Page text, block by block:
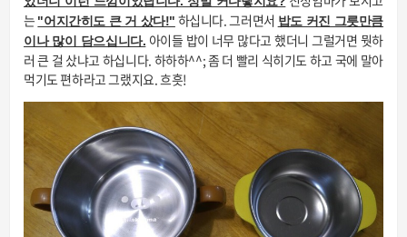
는 "어지간히도 큰 거 샀다!" 하십니다. 그러면서 밥도 커진 그릇만큼
이나 많이 담으십니다. 아이들 밥이 너무 많다고 했더니 그럴거면 뭣하
러 큰 걸 샀냐고 하십니다. 하하하^^; 좀 더 빨리 식히기도 하고 국에 말아
먹기도 편하라고 그랬지요. 흐흣!